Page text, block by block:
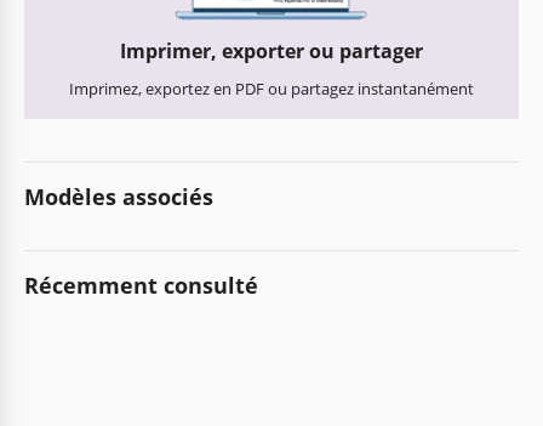
Imprimer, exporter ou partager
Imprimez, exportez en PDF ou partagez instantanément
Modèles associés
Récemment consulté